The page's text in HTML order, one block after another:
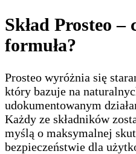
Skład Prosteo –
formuła?
Prosteo wyróżnia się
który bazuje na
udokumentowanym
Każdy ze składników
myślą o maksymalnej
bezpieczeństwie dla